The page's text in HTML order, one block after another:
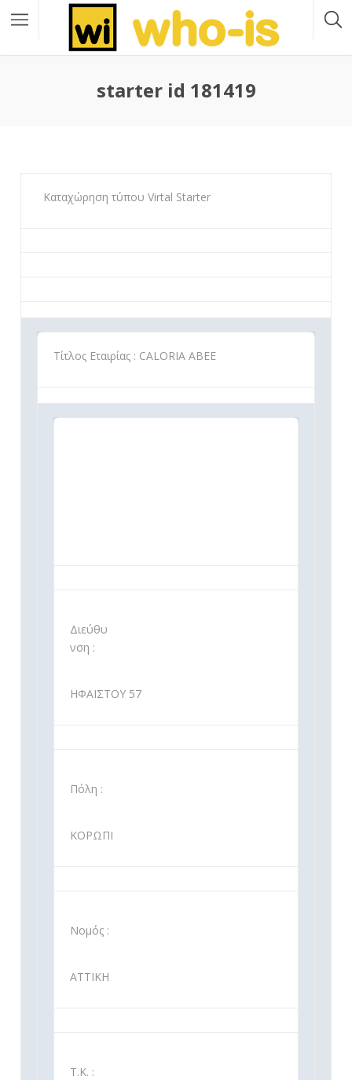
starter id 181419
Καταχώρηση τύπου Virtal Starter
Τίτλος Εταιρίας : CALORIA ΑΒΕΕ
Διεύθυ
νση :
ΗΦΑΙΣΤΟΥ 57
Πόλη :
ΚΟΡΩΠΙ
Νομός :
ΑΤΤΙΚΗ
Τ.Κ. :